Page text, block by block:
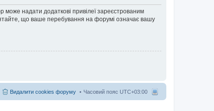
може надати додаткові привілеї зареєстрованим
що ваше перебування на форумі означає вашу
Часовий пояс UTC+03:00
Видалити cookies форуму